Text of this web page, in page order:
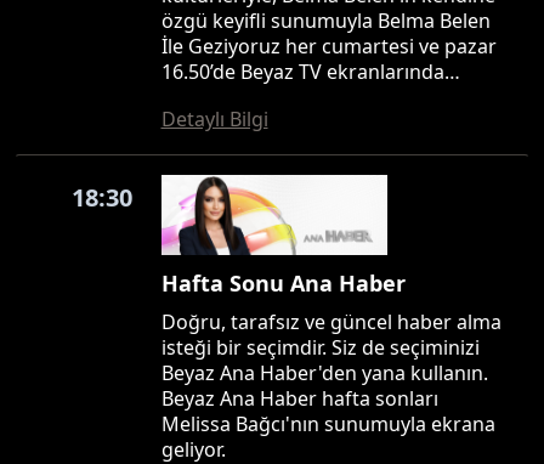
özgü keyifli sunumuyla Belma Belen
İle Geziyoruz her cumartesi ve pazar
16.50’de Beyaz TV ekranlarında…
Detaylı Bilgi
18:30
Hafta Sonu Ana Haber
Doğru, tarafsız ve güncel haber alma
isteği bir seçimdir. Siz de seçiminizi
Beyaz Ana Haber'den yana kullanın.
Beyaz Ana Haber hafta sonları
Melissa Bağcı'nın sunumuyla ekrana
geliyor.